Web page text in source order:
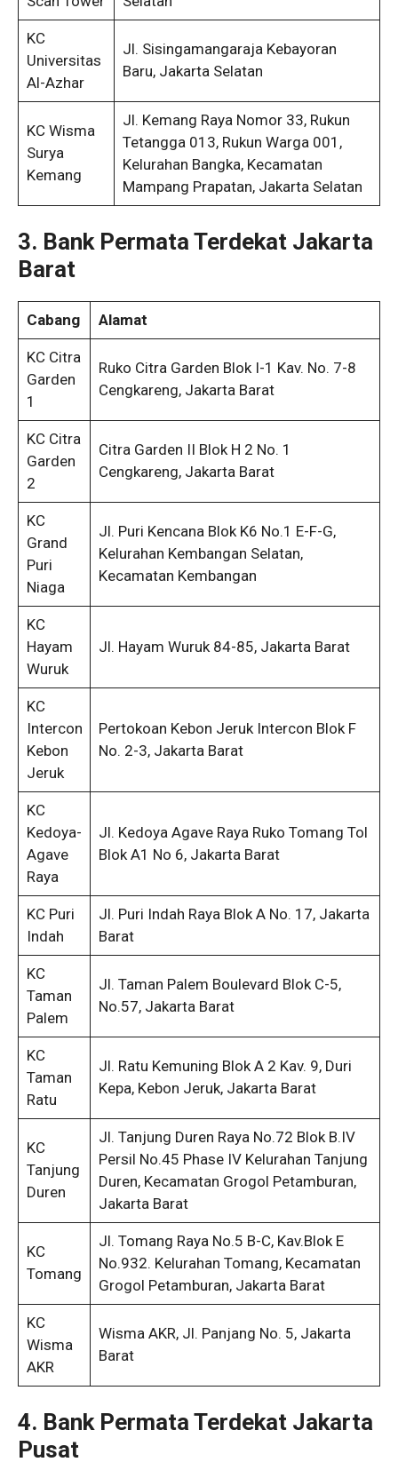
KC
Universitas
Al-Azhar
Jl. Sisingamangaraja Kebayoran
Baru, Jakarta Selatan
KC Wisma
Surya
Kemang
Jl. Kemang Raya Nomor 33, Rukun
Tetangga 013, Rukun Warga 001,
Kelurahan Bangka, Kecamatan
Mampang Prapatan, Jakarta Selatan
3. Bank Permata Terdekat Jakarta
Barat
Cabang Alamat
KC Citra
Garden
1
Ruko Citra Garden Blok I-1 Kav. No. 7-8
Cengkareng, Jakarta Barat
KC Citra
Garden
2
Citra Garden II Blok H 2 No. 1
Cengkareng, Jakarta Barat
KC
Grand
Puri
Niaga
Jl. Puri Kencana Blok K6 No.1 E-F-G,
Kelurahan Kembangan Selatan,
Kecamatan Kembangan
KC
Hayam
Wuruk
Jl. Hayam Wuruk 84-85, Jakarta Barat
KC
Intercon
Kebon
Jeruk
Pertokoan Kebon Jeruk Intercon Blok F
No. 2-3, Jakarta Barat
KC
Kedoya-
Agave
Raya
Jl. Kedoya Agave Raya Ruko Tomang Tol
Blok A1 No 6, Jakarta Barat
KC Puri
Indah
Jl. Puri Indah Raya Blok A No. 17, Jakarta
Barat
KC
Taman
Palem
Jl. Taman Palem Boulevard Blok C-5,
No.57, Jakarta Barat
KC
Taman
Ratu
Jl. Ratu Kemuning Blok A 2 Kav. 9, Duri
Kepa, Kebon Jeruk, Jakarta Barat
KC
Tanjung
Duren
Jl. Tanjung Duren Raya No.72 Blok B.IV
Persil No.45 Phase IV Kelurahan Tanjung
Duren, Kecamatan Grogol Petamburan,
Jakarta Barat
KC
Tomang
Jl. Tomang Raya No.5 B-C, Kav.Blok E
No.932. Kelurahan Tomang, Kecamatan
Grogol Petamburan, Jakarta Barat
KC
Wisma
AKR
Wisma AKR, Jl. Panjang No. 5, Jakarta
Barat
4. Bank Permata Terdekat Jakarta
Pusat